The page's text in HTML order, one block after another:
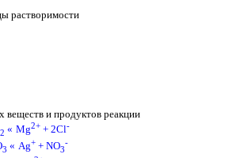
растворимости
и продуктов реакции
2 « Mg2++ 2Cl-
3 « Ag+ + NO3
-